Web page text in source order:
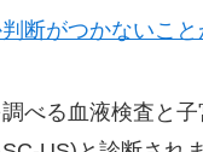
断がつかないこ
べる血液検査と